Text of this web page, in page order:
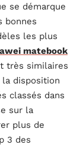
se démarque
bonnes
les plus
matebook
très similaires
la disposition
classés dans
sur la
plus de
3 des